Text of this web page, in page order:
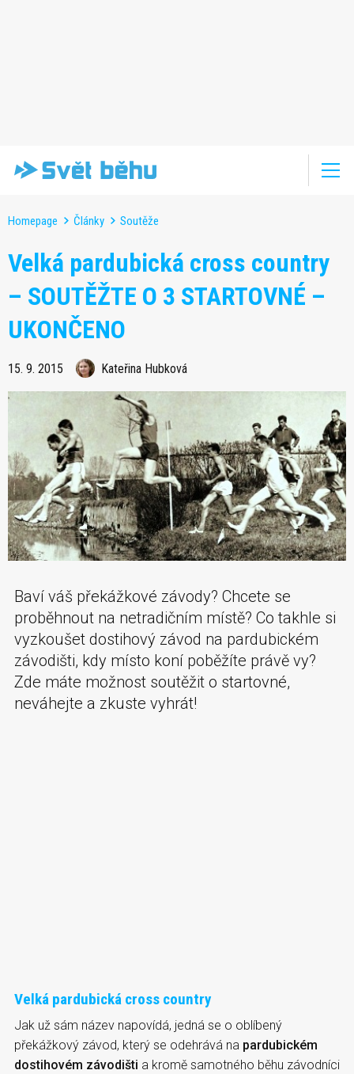
Homepage Články Soutěže
Velká pardubická cross country
– SOUTĚŽTE O 3 STARTOVNÉ –
UKONČENO
15. 9. 2015 Kateřina Hubková
Baví váš překážkové závody? Chcete se
proběhnout na netradičním místě? Co takhle si
vyzkoušet dostihový závod na pardubickém
závodišti, kdy místo koní poběžíte právě vy?
Zde máte možnost soutěžit o startovné,
neváhejte a zkuste vyhrát!
Velká pardubická cross country
Jak už sám název napovídá, jedná se o oblíbený
překážkový závod, který se odehrává na pardubickém
dostihovém závodišti a kromě samotného běhu závodníci